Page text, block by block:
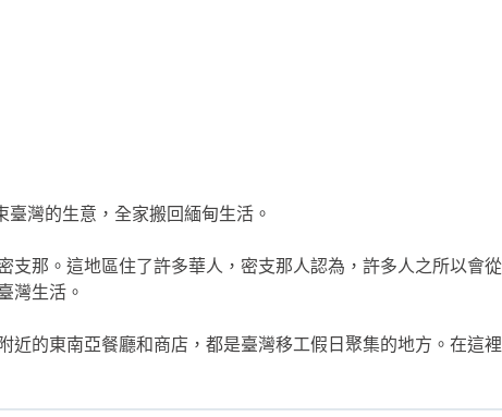
灣的生意，全家搬回緬甸生活。
那。這地區住了許多華人，密支那人認為，許多人之所以會從
灣生活。
近的東南亞餐廳和商店，都是臺灣移工假日聚集的地方。在這裡